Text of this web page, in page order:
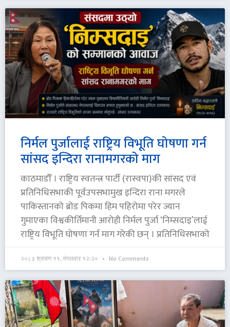
निर्मल पुर्जालाई राष्ट्रिय विभूति घोषणा गर्न
सांसद इन्दिरा रानामगरको माग
काठमाडौँ । राष्ट्रिय स्वतन्त्र पार्टी (रास्वपा)की सांसद एवं
प्रतिनिधिसभाकी पूर्वउपसभामुख इन्दिरा राना मगरले
पाकिस्तानको ब्रोड पिकमा हिम पहिरोमा परेर ज्यान
गुमाएका विश्वकीर्तिमानी आरोही निर्मल पुर्जा ‘निम्सदाइ’लाई
राष्ट्रिय विभूति घोषणा गर्न माग गरेकी छन् । प्रतिनिधिसभाको
२०८३ श्रावण १९, मंगलवार १२:२० No Comments